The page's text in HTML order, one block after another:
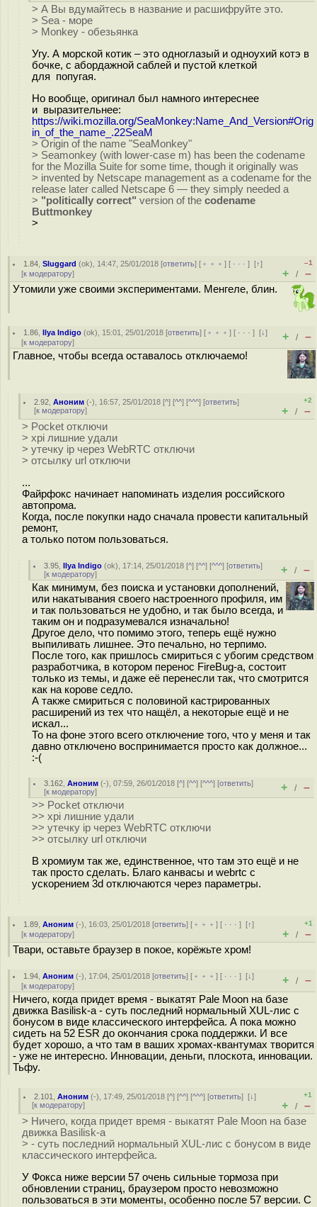
> А Вы вдумайтесь в название и расшифруйте это.
> Sea - море
> Monkey - обезьянка
Угу. А морской котик – это одноглазый и одноухий котэ в
бочке, с абордажной саблей и пустой клеткой
для попугая.
Но вообще, оригинал был намного интереснее
и выразительнее:
https://wiki.mozilla.org/SeaMonkey:Name_And_Version#Orig
in_of_the_name_.22SeaM
> Origin of the name "SeaMonkey"
> Seamonkey (with lower-case m) has been the codename
for the Mozilla Suite for some time, though it originally was
> invented by Netscape management as a codename for the
release later called Netscape 6 — they simply needed a
> "politically correct" version of the codename
Buttmonkey
>
1.84 ,Sluggard (ok), 14:47, 25/01/2018 [ответить] [ ﹢﹢﹢] [ · · ·][↑]
[к модератору]
–1
+ / –
Утомили уже своими экспериментами. Менгеле, блин.
1.86 ,Ilya Indigo (ok), 15:01, 25/01/2018 [ответить] [ ﹢﹢﹢] [ · · ·][↓]
[к модератору] + / –
Главное, чтобы всегда оставалось отключаемо!
2.92 ,Аноним (-), 16:57, 25/01/2018 [^] [^^] [^^^] [ответить]
[к модератору]
+2
+ / –
> Pocket отключи
> xpi лишние удали
> утечку ip через WebRTC отключи
> отсылку url отключи
...
Файрфокс начинает напоминать изделия российского
автопрома.
Когда, после покупки надо сначала провести капитальный
ремонт,
а только потом пользоваться.
3.95 ,Ilya Indigo (ok), 17:14, 25/01/2018 [^] [^^] [^^^] [ответить]
[к модератору] + / –
Как минимум, без поиска и установки дополнений,
или накатывания своего настроенного профиля, им
и так пользоваться не удобно, и так было всегда, и
таким он и подразумевался изначально!
Другое дело, что помимо этого, теперь ещё нужно
выпиливать лишнее. Это печально, но терпимо.
После того, как пришлось смириться с убогим средством
разработчика, в котором перенос FireBug-а, состоит
только из темы, и даже её перенесли так, что смотрится
как на корове седло.
А также смириться с половиной кастрированных
расширений из тех что нащёл, а некоторые ещё и не
искал...
То на фоне этого всего отключение того, что у меня и так
давно отключено воспринимается просто как должное...
:-(
3.162 ,Аноним (-), 07:59, 26/01/2018 [^] [^^] [^^^] [ответить]
[к модератору] + / –
>> Pocket отключи
>> xpi лишние удали
>> утечку ip через WebRTC отключи
>> отсылку url отключи
В хромиум так же, единственное, что там это ещё и не
так просто сделать. Благо канвасы и webrtc c
ускорением 3d отключаются через параметры.
1.89 ,Аноним (-), 16:03, 25/01/2018 [ответить] [ ﹢﹢﹢] [ · · ·][↑]
[к модератору]
+1
+ / –
Твари, оставьте браузер в покое, корёжьте хром!
1.94 ,Аноним (-), 17:04, 25/01/2018 [ответить] [ ﹢﹢﹢] [ · · ·][↓]
[к модератору] + / –
Ничего, когда придет время - выкатят Pale Moon на базе
движка Basilisk-а - суть последний нормальный XUL-лис с
бонусом в виде классического интерфейса. А пока можно
сидеть на 52 ESR до окончания срока поддержки. И все
будет хорошо, а что там в ваших хромах-квантумах творится
- уже не интересно. Инновации, деньги, плоскота, инновации.
Тьфу.
2.101 ,Аноним (-), 17:49, 25/01/2018 [^] [^^] [^^^] [ответить][↓]
[к модератору]
+1
+ / –
> Ничего, когда придет время - выкатят Pale Moon на базе
движка Basilisk-а
> - суть последний нормальный XUL-лис с бонусом в виде
классического интерфейса.
У Фокса ниже версии 57 очень сильные тормоза при
обновлении страниц, браузером просто невозможно
пользоваться в эти моменты, особенно после 57 версии. С